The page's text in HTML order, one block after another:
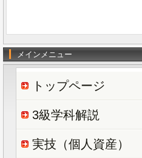
メインメニュー
トップページ
3級学科解説
実技（個人資産）